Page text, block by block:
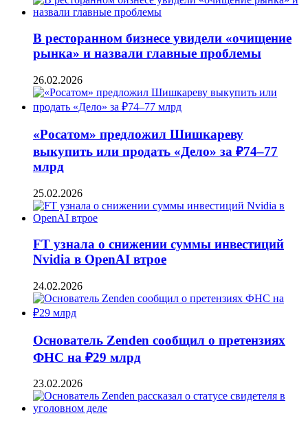
В ресторанном бизнесе увидели «очищение
рынка» и назвали главные проблемы
26.02.2026
«Росатом» предложил Шишкареву
выкупить или продать «Дело» за ₽74–77
млрд
25.02.2026
FT узнала о снижении суммы инвестиций
Nvidia в OpenAI втрое
24.02.2026
Основатель Zenden сообщил о претензиях
ФНС на ₽29 млрд
23.02.2026